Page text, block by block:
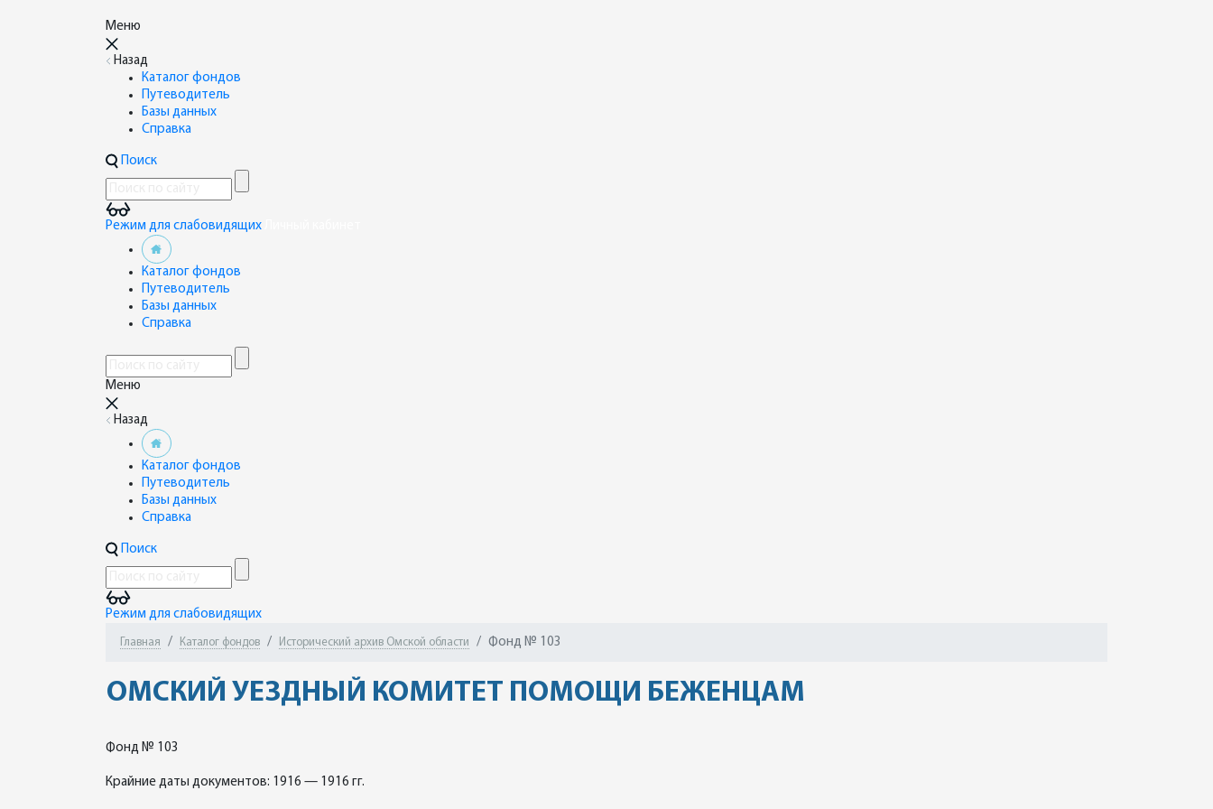
Меню
Назад
Каталог фондов
Путеводитель
Базы данных
Справка
Поиск
Режим для слабовидящих
Каталог фондов
Путеводитель
Базы данных
Справка
Меню
Назад
Каталог фондов
Путеводитель
Базы данных
Справка
Поиск
Режим для слабовидящих
Главная Каталог фондов Исторический архив Омской области Фонд № 103
ОМСКИЙ УЕЗДНЫЙ КОМИТЕТ ПОМОЩИ БЕЖЕНЦАМ
Фонд № 103
Крайние даты документов: 1916 — 1916 гг.